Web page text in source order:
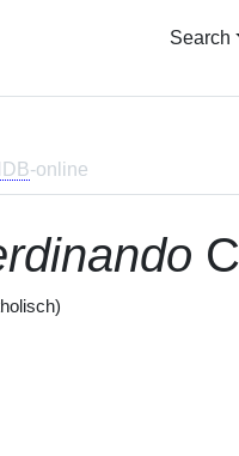
Search
-online